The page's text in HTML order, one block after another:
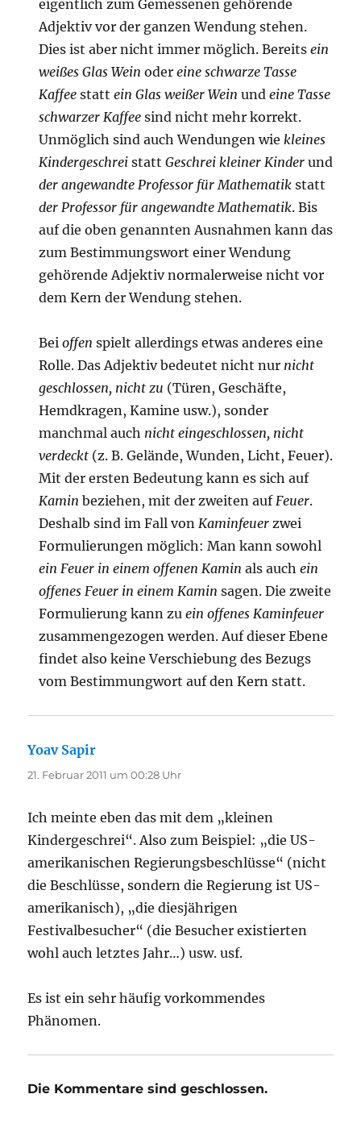
eigentlich zum Gemessenen gehörende
Adjektiv vor der ganzen Wendung stehen.
Dies ist aber nicht immer möglich. Bereitsein
weißes Glas Wein odereine schwarze Tasse
Kaffee stattein Glas weißer Wein und eine Tasse
schwarzer Kaffee sind nicht mehr korrekt.
Unmöglich sind auch Wendungen wiekleines
Kindergeschrei stattGeschrei kleiner Kinder und
der angewandte Professor für Mathematik statt
der Professor für angewandte Mathematik. Bis
auf die oben genannten Ausnahmen kann das
zum Bestimmungswort einer Wendung
gehörende Adjektiv normalerweise nicht vor
dem Kern der Wendung stehen.
Beioffen spielt allerdings etwas anderes eine
Rolle. Das Adjektiv bedeutet nicht nur nicht
geschlossen, nicht zu (Türen, Geschäfte,
Hemdkragen, Kamine usw.), sonder
manchmal auch nicht eingeschlossen, nicht
verdeckt (z. B. Gelände, Wunden, Licht, Feuer).
Mit der ersten Bedeutung kann es sich auf
Kamin beziehen, mit der zweiten aufFeuer.
Deshalb sind im Fall vonKaminfeuer zwei
Formulierungen möglich: Man kann sowohl
ein Feuer in einem offenen Kamin als auchein
offenes Feuer in einem Kamin sagen. Die zweite
Formulierung kann zuein offenes Kaminfeuer
zusammengezogen werden. Auf dieser Ebene
findet also keine Verschiebung des Bezugs
vom Bestimmungwort auf den Kern statt.
Yoav Sapir
21. Februar 2011 um 00:28 Uhr
Ich meinte eben das mit dem „kleinen
Kindergeschrei“. Also zum Beispiel: „die US-
amerikanischen Regierungsbeschlüsse“ (nicht
die Beschlüsse, sondern die Regierung ist US-
amerikanisch), „die diesjährigen
Festivalbesucher“ (die Besucher existierten
wohl auch letztes Jahr…) usw. usf.
Es ist ein sehr häufig vorkommendes
Phänomen.
Die Kommentare sind geschlossen.